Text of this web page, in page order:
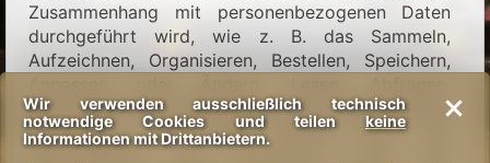
Wir verwenden ausschließlich technisch
notwendige Cookies und teilen keine
Informationen mit Drittanbietern.
Zusammenhang mit personenbezogenen Daten
durchgeführt wird, wie z. B. das Sammeln,
Aufzeichnen, Organisieren, Bestellen, Speichern,
Verwenden und Offenlegen durch Übermittlung,
Verbreitung oder jede andere Form der